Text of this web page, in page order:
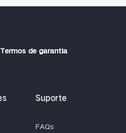
Termos de garantia
Suporte
FAQs